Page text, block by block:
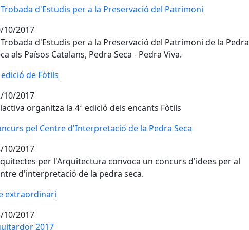
d'Estudis per a la Preservació del Patrimoni
10/2017
d'Estudis per a la Preservació del Patrimoni de la Pedra
als Països Catalans, Pedra Seca - Pedra Viva.
edició de Fòtils
10/2017
organitza la 4ª edició dels encants Fòtils
pel Centre d'Interpretació de la Pedra Seca
pel Centre d'Interpretació de la Pedra Seca
10/2017
per l'Arquitectura convoca un concurs d'idees per al
d'interpretació de la pedra seca.
extraordinari
10/2017
2017